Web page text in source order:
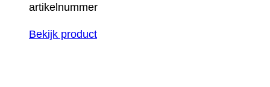
artikelnummer
Bekijk product